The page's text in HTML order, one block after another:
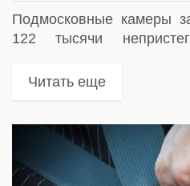
Подмосковные камеры
122 тысячи
Читать еще